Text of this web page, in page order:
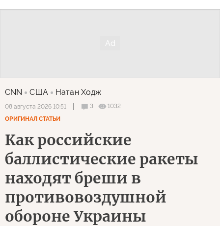
CNN США Натан Ходж
08 августа 2026 10:51 3
1032
ОРИГИНАЛ СТАТЬИ
Как российские
баллистические ракеты
находят бреши в
противовоздушной
обороне Украины